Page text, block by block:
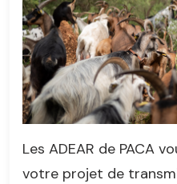
Les ADEAR de PACA
votre projet de